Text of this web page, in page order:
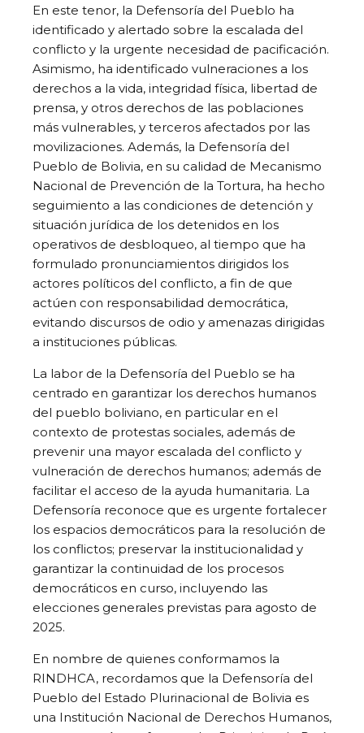
En este tenor, la Defensoría del Pueblo ha
identificado y alertado sobre la escalada del
conflicto y la urgente necesidad de pacificación.
Asimismo, ha identificado vulneraciones a los
derechos a la vida, integridad física, libertad de
prensa, y otros derechos de las poblaciones
más vulnerables, y terceros afectados por las
movilizaciones. Además, la Defensoría del
Pueblo de Bolivia, en su calidad de Mecanismo
Nacional de Prevención de la Tortura, ha hecho
seguimiento a las condiciones de detención y
situación jurídica de los detenidos en los
operativos de desbloqueo, al tiempo que ha
formulado pronunciamientos dirigidos los
actores políticos del conflicto, a fin de que
actúen con responsabilidad democrática,
evitando discursos de odio y amenazas dirigidas
a instituciones públicas.
La labor de la Defensoría del Pueblo se ha
centrado en garantizar los derechos humanos
del pueblo boliviano, en particular en el
contexto de protestas sociales, además de
prevenir una mayor escalada del conflicto y
vulneración de derechos humanos; además de
facilitar el acceso de la ayuda humanitaria. La
Defensoría reconoce que es urgente fortalecer
los espacios democráticos para la resolución de
los conflictos; preservar la institucionalidad y
garantizar la continuidad de los procesos
democráticos en curso, incluyendo las
elecciones generales previstas para agosto de
2025.
En nombre de quienes conformamos la
RINDHCA, recordamos que la Defensoría del
Pueblo del Estado Plurinacional de Bolivia es
una Institución Nacional de Derechos Humanos,